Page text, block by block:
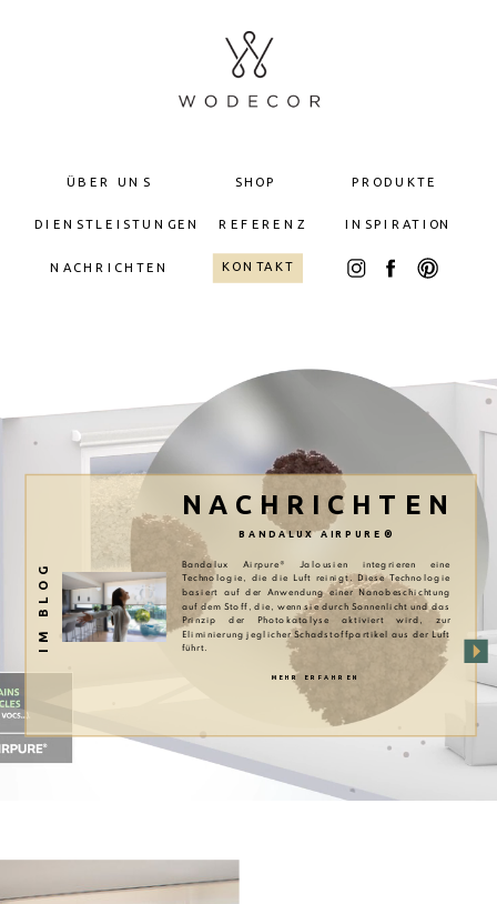
REFERENZ
PRODUKTE
SHOP
ÜBER UNS
DIENSTLEISTUNGEN
KONTAKT
NACHRICHTEN
INSPIRATION
Bandalux Airpure® Jalousien integrieren eine
Technologie, die die Luft reinigt. Diese Technologie
basiert auf der Anwendung einer Nanobeschichtung
auf dem Stoff, die, wenn sie durch Sonnenlicht und das
Prinzip der Photokatalyse aktiviert wird, zur
Eliminierung jeglicher Schadstoffpartikel aus der Luft
führt.
BANDALUX AIRPURE®
MEHR ERFAHREN
IM BLOG
NACHRICHTEN